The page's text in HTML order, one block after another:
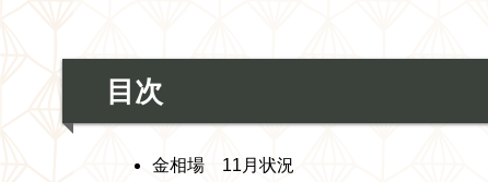
目次
金相場 11月状況